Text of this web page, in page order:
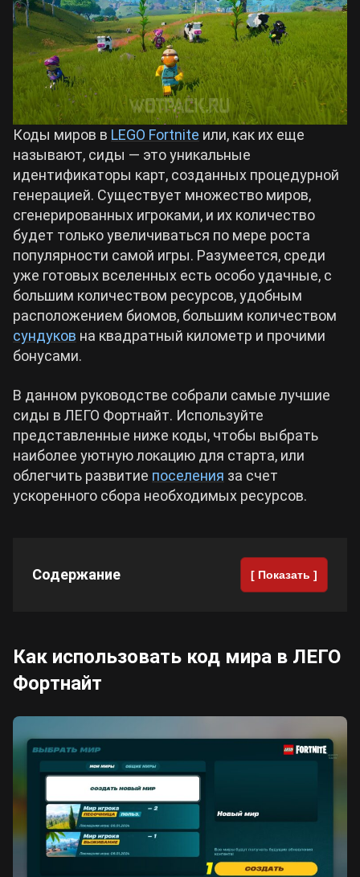
Crimson Desert
Zenless Zone Zero
Kingdom Come: Deliverance 2
Path of Exile 2
Wuthering Waves
Roblox
Hogwarts Legacy
Cyberpunk 2077
Все игры
Билды Arknights: Endfield
Билды Wuthering Waves
Билды Cyberpunk 2077
Билды Path of Exile 2
Коды миров в LEGO Fortnite или, как их еще
называют, сиды — это уникальные
идентификаторы карт, созданных процедурной
генерацией. Существует множество миров,
сгенерированных игроками, и их количество
будет только увеличиваться по мере роста
популярности самой игры. Разумеется, среди
уже готовых вселенных есть особо удачные, с
большим количеством ресурсов, удобным
расположением биомов, большим количеством
сундуков на квадратный километр и прочими
бонусами.
В данном руководстве собрали самые лучшие
сиды в ЛЕГО Фортнайт. Используйте
представленные ниже коды, чтобы выбрать
наиболее уютную локацию для старта, или
облегчить развитие поселения за счет
ускоренного сбора необходимых ресурсов.
Содержание [ Показать ]
Как использовать код мира в ЛЕГО
Фортнайт